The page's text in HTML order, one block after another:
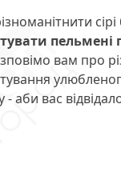
сірі
пельмені
вам про
аби вас